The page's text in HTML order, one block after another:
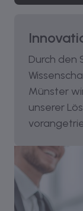
Durch den
Münster
unserer